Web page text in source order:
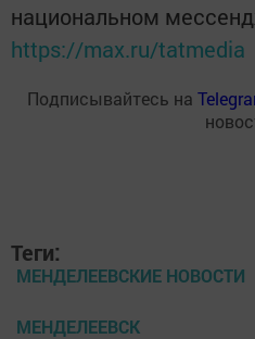
национальном
https://max.ru/tatmedia
Подписывайтесь на
Теги:
МЕНДЕЛЕЕВСКИЕ НОВОСТИ
МЕНДЕЛЕЕВСК